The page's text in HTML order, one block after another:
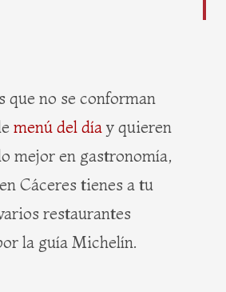
que no se conforman
menú del día y quieren
mejor en gastronomía,
Cáceres tienes a tu
restaurantes
la guía Michelín.